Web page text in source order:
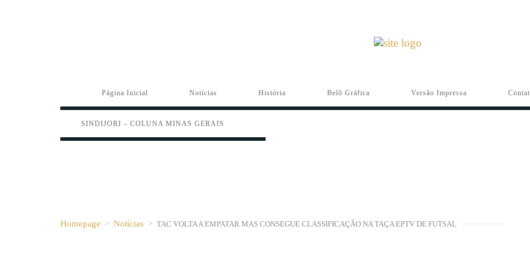
Página Inicial Notícias História Belô Gráfica Versão Impressa
SINDIJORI – COLUNA MINAS GERAIS
Homepage > Notícias > TAC VOLTA A EMPATAR MAS CONSEGUE CLASSIFICAÇÃO NA TAÇA EPTV DE FUTSAL